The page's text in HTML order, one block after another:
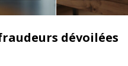
dévoilées